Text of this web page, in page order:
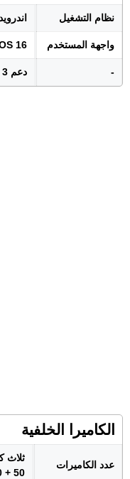
نظام التشغيل اندرويد
واجهة المستخدم 16
- دعم 3 سنوات من تحديثات النظام
الكاميرا الخلفية
عدد الكاميرات
ثلاث
50 + 50 + 8 ميجابكسل